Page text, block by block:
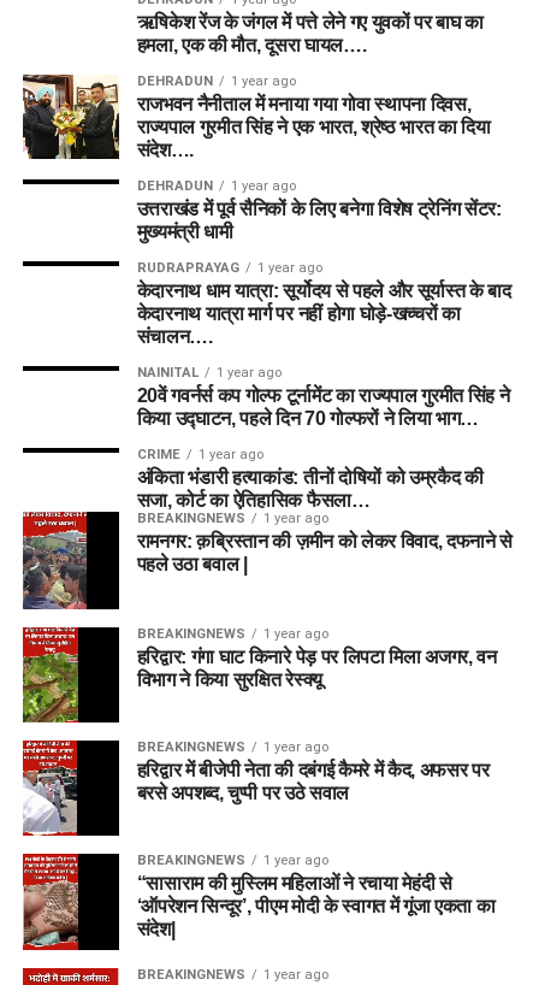
ऋषिकेश रेंज के जंगल में पत्ते लेने गए युवकों पर बाघ का
हमला, एक की मौत, दूसरा घायल….
DEHRADUN 1 year ago
राजभवन नैनीताल में मनाया गया गोवा स्थापना दिवस,
राज्यपाल गुरमीत सिंह ने एक भारत, श्रेष्ठ भारत का दिया
संदेश….
DEHRADUN 1 year ago
उत्तराखंड में पूर्व सैनिकों के लिए बनेगा विशेष ट्रेनिंग सेंटर:
मुख्यमंत्री धामी
RUDRAPRAYAG 1 year ago
केदारनाथ धाम यात्रा: सूर्योदय से पहले और सूर्यास्त के बाद
केदारनाथ यात्रा मार्ग पर नहीं होगा घोड़े-खच्चरों का
संचालन….
NAINITAL 1 year ago
20वें गवर्नर्स कप गोल्फ टूर्नामेंट का राज्यपाल गुरमीत सिंह ने
किया उद्घाटन, पहले दिन 70 गोल्फरों ने लिया भाग…
CRIME 1 year ago
अंकिता भंडारी हत्याकांड: तीनों दोषियों को उम्रकैद की
सजा, कोर्ट का ऐतिहासिक फैसला…
BREAKINGNEWS 1 year ago
रामनगर: क़ब्रिस्तान की ज़मीन को लेकर विवाद, दफनाने से
पहले उठा बवाल |
BREAKINGNEWS 1 year ago
हरिद्वार: गंगा घाट किनारे पेड़ पर लिपटा मिला अजगर, वन
विभाग ने किया सुरक्षित रेस्क्यू
BREAKINGNEWS 1 year ago
हरिद्वार में बीजेपी नेता की दबंगई कैमरे में कैद, अफसर पर
बरसे अपशब्द, चुप्पी पर उठे सवाल
BREAKINGNEWS 1 year ago
“सासाराम की मुस्लिम महिलाओं ने रचाया मेहंदी से
‘ऑपरेशन सिन्दूर’, पीएम मोदी के स्वागत में गूंजा एकता का
संदेश|
BREAKINGNEWS 1 year ago